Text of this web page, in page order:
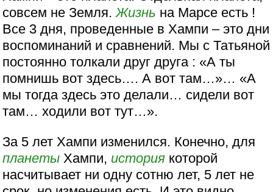
совсем не Земля.Жизнь на Марсе есть !
Все 3 дня, проведенные в Хампи – это дни
воспоминаний и сравнений. Мы с Татьяной
постоянно толкали друг друга : «А ты
помнишь вот здесь…. А вот там…»… «А
мы тогда здесь это делали… сидели вот
там… ходили вот тут…».
За 5 лет Хампи изменился. Конечно, для
планеты Хампи, история которой
насчитывает ни одну сотню лет, 5 лет не